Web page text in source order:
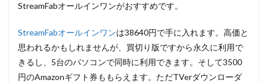
StreamFabオールインワンがおすすめです。
StreamFabオールインワンは38640円で手に入れます。高価と
思われるかもしれませんが、買切り版ですから永久に利用で
きるし、5台のパソコンで同時に利用できます。そして3500
円のAmazonギフト券ももらえます。ただTVerダウンローダ